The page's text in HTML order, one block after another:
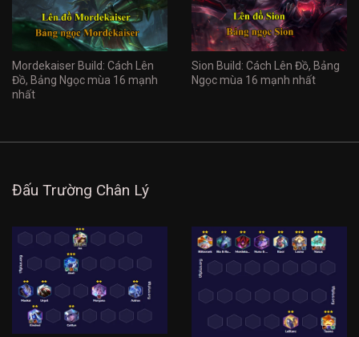
Mordekaiser Build: Cách Lên
Đồ, Bảng Ngọc mùa 16 mạnh
nhất
Sion Build: Cách Lên Đồ, Bảng
Ngọc mùa 16 mạnh nhất
Đấu Trường Chân Lý